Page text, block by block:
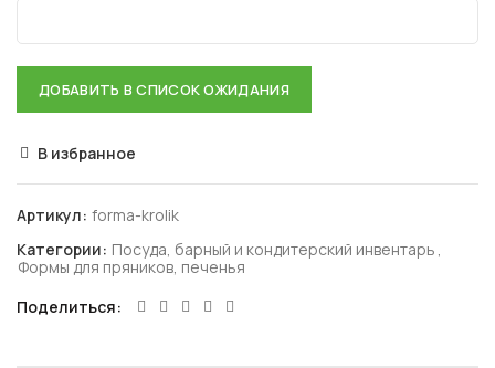
В избранное
Артикул: forma-krolik
Категории: Посуда, барный и кондитерский инвентарь
Формы для пряников, печенья
Поделиться